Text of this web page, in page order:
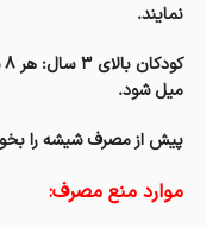
نمایند.
میل شود.
پیش از مصرف شیشه را
موارد منع مصرف: